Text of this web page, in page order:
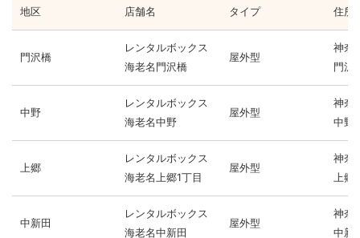
地区 店舗名 タイプ 住所
門沢橋
レンタルボックス
海老名門沢橋
屋外型
神奈
門沢
中野
レンタルボックス
海老名中野
屋外型
神奈
中野
上郷
レンタルボックス
海老名上郷1丁目
屋外型
神奈
上郷
中新田
レンタルボックス
海老名中新田
屋外型
神奈
中新